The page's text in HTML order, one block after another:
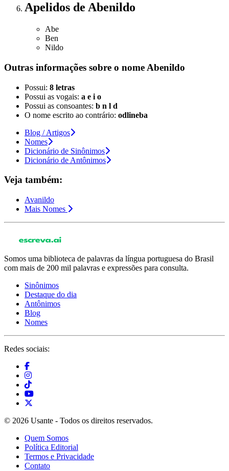
Apelidos de Abenildo
Abe
Ben
Nildo
Outras informações sobre o nome Abenildo
Possui: 8 letras
Possui as vogais: a e i o
Possui as consoantes: b n l d
O nome escrito ao contrário: odlineba
Blog / Artigos
Nomes
Dicionário de Sinônimos
Dicionário de Antônimos
Veja também:
Avanildo
Mais Nomes
Somos uma biblioteca de palavras da língua portuguesa do Brasil
com mais de 200 mil palavras e expressões para consulta.
Sinônimos
Destaque do dia
Antônimos
Blog
Nomes
Redes sociais:
© 2026 Usante - Todos os direitos reservados.
Quem Somos
Política Editorial
Termos e Privacidade
Contato